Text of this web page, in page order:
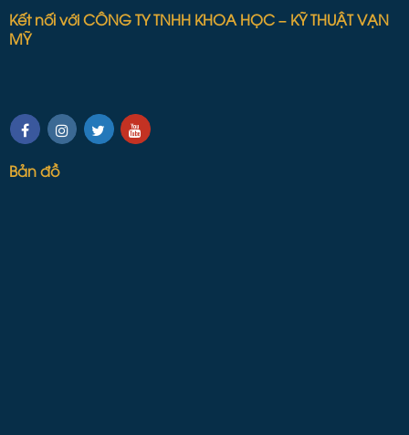
Kết nối với CÔNG TY TNHH KHOA HỌC – KỸ THUẬT VẠN
MỸ
Bản đồ